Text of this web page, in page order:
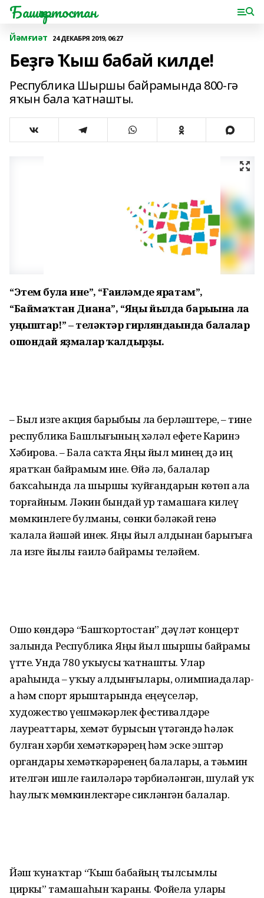
Башҡортостан
Йәмғиәт 24 ДЕКАБРЯ 2019, 06:27
Беҙгә Ҡыш бабай килде!
Республика Шыршы байрамында 800-гә
яҡын бала ҡатнашты.
“Этем булһа ине”, “Ғаиләмде яратам”,
“Баймаҡтан Диана”, “Яңы йылда барыһына ла
уңыштар!” – теләктәр гирляндаһында балалар
ошондай яҙмалар ҡалдырҙы.
– Был изге акция барыбыҙҙы ла берләштерҙе, – тине
республика Башлығының хәләл ефете Каринэ
Хәбирова. – Бала саҡта Яңы йыл минең дә иң
яратҡан байрамым ине. Өйҙә лә, балалар
баҡсаһында ла шыршы ҡуйғандарын көтөп ала
торғайным. Ләкин бындай ҙур тамашаға килеү
мөмкинлеге булманы, сөнки бәләкәй генә
ҡалала йәшәй инек. Яңы йыл алдынан барығыҙға
ла изге йылы ғаилә байрамы теләйем.
Ошо көндәрҙә “Башҡортостан” дәүләт концерт
залында Республика Яңы йыл шыршы байрамы
үтте. Унда 780 уҡыусы ҡатнашты. Улар
араһында – уҡыу алдынғылары, олимпиада­лар­
ҙа һәм спорт ярыштарында еңеүсе­ләр,
художество үҙешмәкәрлек фес­тивалдәре
лауреаттары, хеҙмәт бурысын үтәгәндә һәләк
булған хәрби хеҙмәткәрҙәрҙең һәм эске эштәр
органдары хеҙмәткәрҙәренең балалары, аҙ тәьмин
ителгән ишле ғаиләләрҙә тәрбиәләнгән, шулай уҡ
һаулыҡ мөмкинлектәре сикләнгән балалар.
Йәш ҡунаҡтар “Ҡыш бабайҙың тылсымлы
циркы” тамашаһын ҡараны. Фойела уларҙы